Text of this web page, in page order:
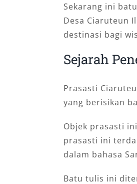
Sekarang ini
Desa Ciaruteun
destinasi bagi
Sejarah
Prasasti
yang berisikan
Objek prasasti
prasasti ini
dalam bahasa
Batu tulis ini